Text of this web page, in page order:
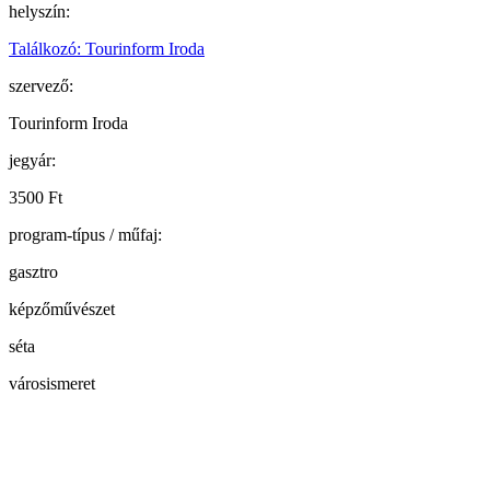
helyszín:
Találkozó: Tourinform Iroda
szervező:
Tourinform Iroda
jegyár:
3500 Ft
program-típus / műfaj:
gasztro
képzőművészet
séta
városismeret